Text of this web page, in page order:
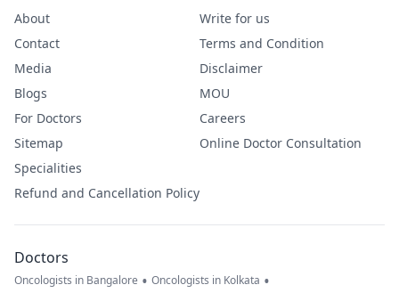
About
Contact
Media
Blogs
For Doctors
Sitemap
Specialities
Refund and Cancellation Policy
Write for us
Terms and Condition
Disclaimer
MOU
Careers
Online Doctor Consultation
Doctors
Oncologists in Bangalore • Oncologists in Kolkata •